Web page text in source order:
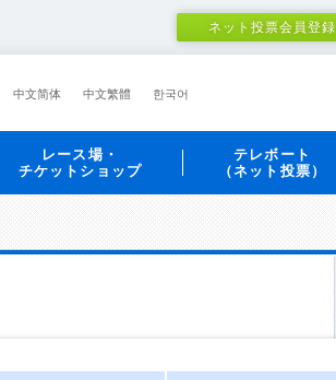
ネット投票会員登録
中文简体 中文繁體 한국어
レース場・
チケットショップ
テレボート
（ネット投票）